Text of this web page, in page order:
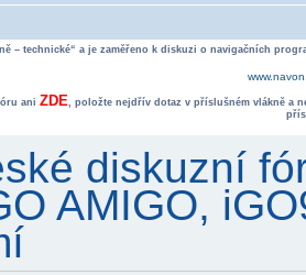
– technické“ a je zaměřeno k diskuzi o navigačních
ani ZDE, položte nejdřív dotaz v příslušném vlákně a
diskuzní
AMIGO,